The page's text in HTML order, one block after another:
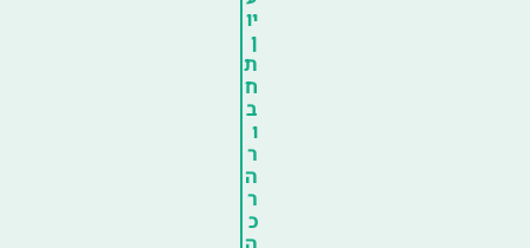
יו
ן
ת
ח
ב
ו
ר
ה
ר
כ